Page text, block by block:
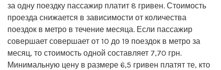
за одну поездку пассажир платит 8 гривен. Стоимость
проезда снижается в зависимости от количества
поездок в метро в течение месяца. Если пассажир
совершает совершает от 10 до 19 поездок в метро за
месяц, то стоимость одной составляет 7,70 грн.
Минимальную цену в размере 6,5 гривен платят те, кто